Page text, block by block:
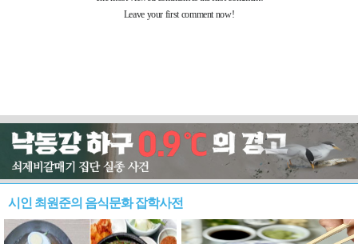
시인 최원준의 음식문화 잡학사전